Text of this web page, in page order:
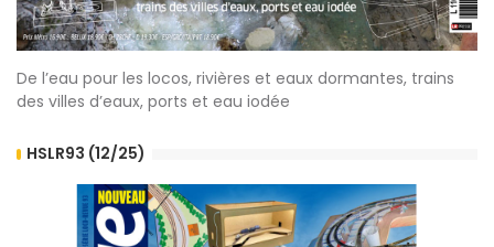
De l’eau pour les locos, rivières et eaux dormantes, trains
des villes d’eaux, ports et eau iodée
HSLR93 (12/25)